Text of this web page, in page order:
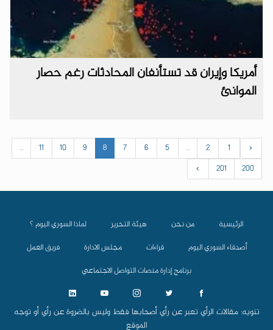
أمريكا وإيران قد تستأنفان المحادثات رغم حصار
الموانئ
‹
1
2
...
5
6
7
8
9
10
11
...
200
201
›
الرئيسية من نحن هيئة التحرير
لماذا السوري اليوم ؟
أصدقاء السوري اليوم
قراءات مجلس الادارة
فريق العمل
برنامج إدارة منصات التواصل الاجتماعي
تنويه: مقالات الرأي تعبر عن رأي أصحابها فقط وليس بالضروة عن رأي أو توجه
الموقع